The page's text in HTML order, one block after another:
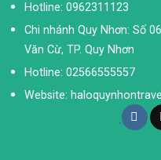
Hotline: 0962311123
Chi nhánh Quy Nhơn: Số
Văn Cừ, TP. Quy Nhơn
Hotline: 02566555557
Website: